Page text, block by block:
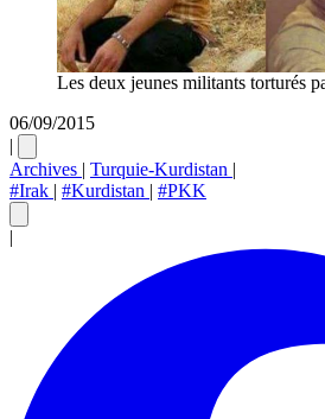
Les deux jeunes militants torturés
06/09/2015
|
Archives | Turquie-Kurdistan |
#Irak | #Kurdistan | #PKK
|